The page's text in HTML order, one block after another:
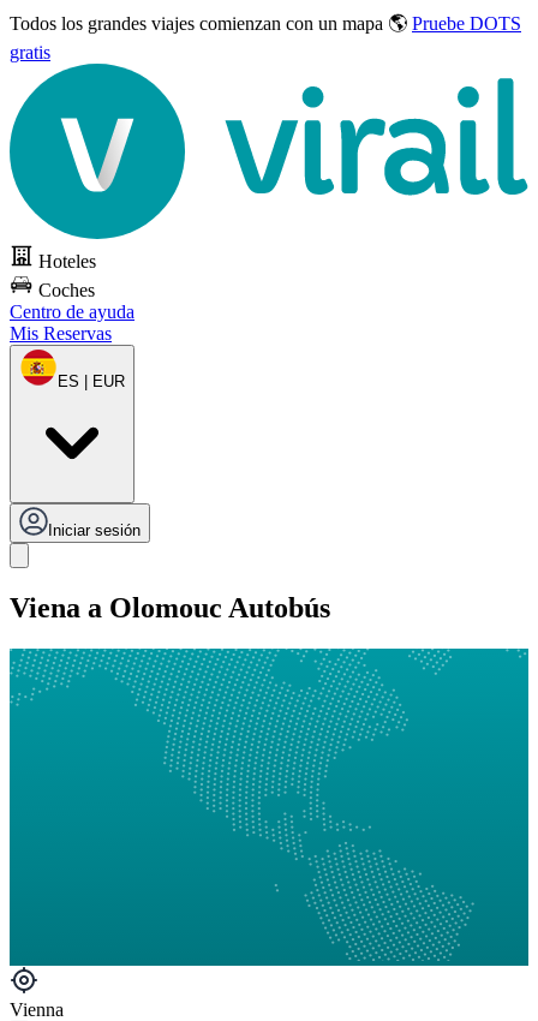
Todos los grandes viajes comienzan con un mapa 🌎 Pruebe DOTS
gratis
Hoteles
Coches
Centro de ayuda
Mis Reservas
ES | EUR
Iniciar sesión
Viena a Olomouc Autobús
Vienna